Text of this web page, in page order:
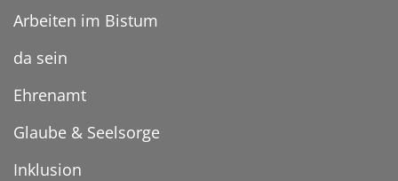
Arbeiten im Bistum
da sein
Ehrenamt
Glaube & Seelsorge
Inklusion